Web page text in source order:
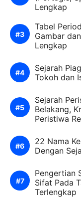
Lengkap
Tabel
Gambar
Lengkap
Sejarah
Tokoh dan
Sejarah
Belakang,
Peristiwa
22 Nama
Dengan
Pengertian
Sifat Pada
Terlengkap